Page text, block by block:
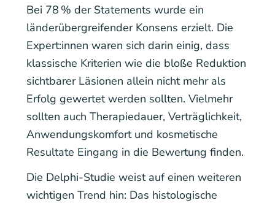
Bei 78 % der Statements wurde ein
länderübergreifender Konsens erzielt. Die
Expert:innen waren sich darin einig, dass
klassische Kriterien wie die bloße Reduktion
sichtbarer Läsionen allein nicht mehr als
Erfolg gewertet werden sollten. Vielmehr
sollten auch Therapiedauer, Verträglichkeit,
Anwendungskomfort und kosmetische
Resultate Eingang in die Bewertung finden.
Die Delphi-Studie weist auf einen weiteren
wichtigen Trend hin: Das histologische